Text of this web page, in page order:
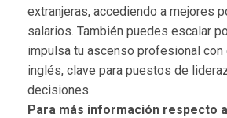
extranjeras, accediendo a mejores
salarios. También puedes escalar
impulsa tu ascenso profesional
inglés, clave para puestos de
decisiones.
Para más información respecto